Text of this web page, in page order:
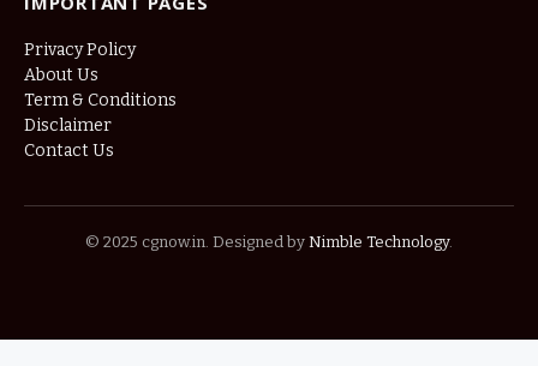
Privacy Policy
About Us
Term & Conditions
Disclaimer
Contact Us
© 2025 cgnow.in. Designed by Nimble Technology.